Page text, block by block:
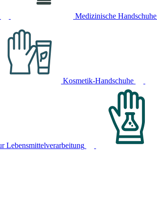
Medizinische Handschuhe
Kosmetik-Handschuhe
Lebensmittelverarbeitung